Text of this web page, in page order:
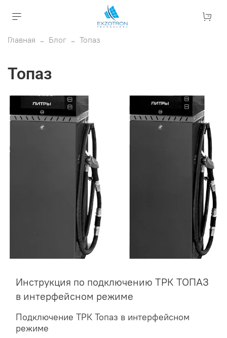
Главная Блог Топаз
Топаз
Инструкция по подключению ТРК ТОПАЗ
в интерфейсном режиме
Подключение ТРК Топаз в интерфейсном
режиме